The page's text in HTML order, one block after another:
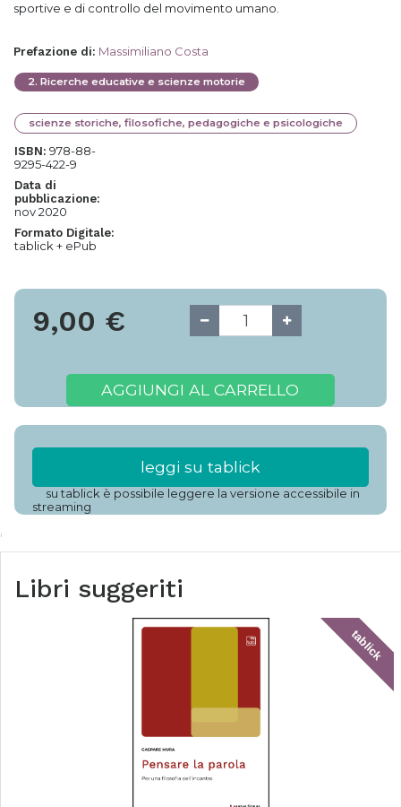
sportive e di controllo del movimento umano.
Prefazione di: Massimiliano Costa
2. Ricerche educative e scienze motorie
scienze storiche, filosofiche, pedagogiche e psicologiche
ISBN: 978-88-
9295-422-9
Data di
pubblicazione:
nov 2020
Formato Digitale:
tablick + ePub
9,00 €
AGGIUNGI AL CARRELLO
leggi su tablick
su tablick è possibile leggere la versione accessibile in
streaming
Libri suggeriti
tablick